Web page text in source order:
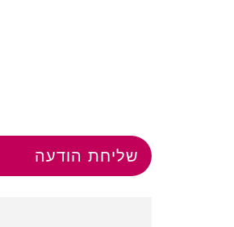
שליחת הודעה